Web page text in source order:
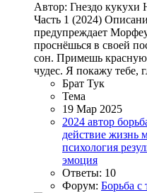
Автор: Гнездо кукухи
Часть 1 (2024)
предупреждает
проснёшься в своей
сон. Примешь красную
чудес. Я покажу тебе,
Брат Тук
Тема
19 Мар 2025
2024 автор
действие жизнь
психология
эмоция
Ответы: 10
Форум: Борьба с